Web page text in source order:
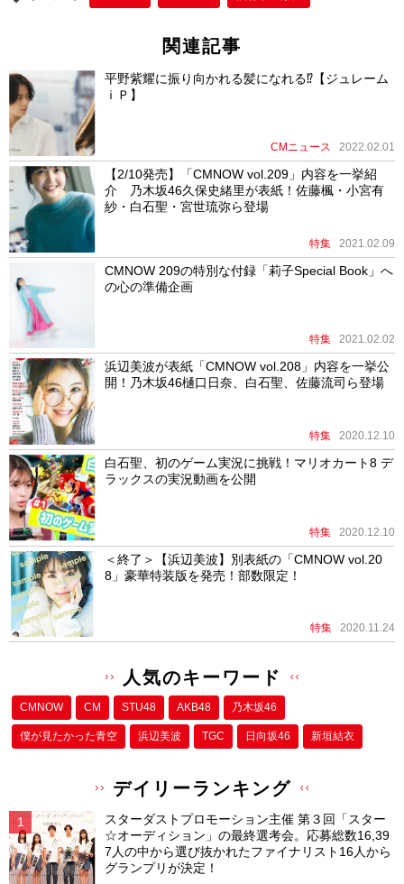
k
関連記事
平野紫耀に振り向かれる髪になれる⁉【ジュレーム
ｉＰ】
CMニュース 2022.02.01
【2/10発売】「CMNOW vol.209」内容を一挙紹
介 乃木坂46久保史緒里が表紙！佐藤楓・小宮有
紗・白石聖・宮世琉弥ら登場
特集 2021.02.09
CMNOW 209の特別な付録「莉子Special Book」へ
の心の準備企画
特集 2021.02.02
浜辺美波が表紙「CMNOW vol.208」内容を一挙公
開！乃木坂46樋口日奈、白石聖、佐藤流司ら登場
特集 2020.12.10
白石聖、初のゲーム実況に挑戦！マリオカート8 デ
ラックスの実況動画を公開
特集 2020.12.10
＜終了＞【浜辺美波】別表紙の「CMNOW vol.20
8」豪華特装版を発売！部数限定！
特集 2020.11.24
人気のキーワード
CMNOW CM STU48 AKB48 乃木坂46
僕が⾒たかった⻘空 浜辺美波 TGC 日向坂46 新垣結衣
デイリーランキング
スターダストプロモーション主催 第３回「スター
☆オーディション」の最終選考会。応募総数16,39
7人の中から選び抜かれたファイナリスト16人から
グランプリが決定！